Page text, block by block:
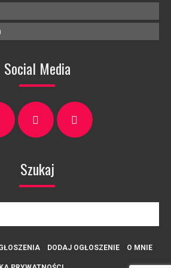
Social Media
Szukaj
DODAJ OGŁOSZENIE O MNIE